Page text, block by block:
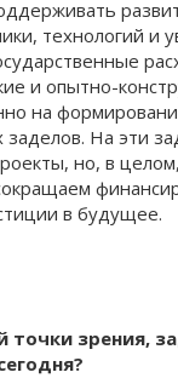
технологий и
и опытно-
на
заделов. На эти
но, в
в будущее.
точки зрения,